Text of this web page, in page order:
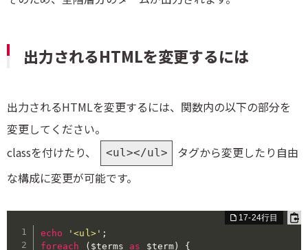
出力されるHTMLを変更するには
出力されるHTMLを変更するには、関数内の以下の部分を
変更してください。
classを付けたり、
<ul></ul>
タグから変更したり自由
な構成に変更が可能です。
echo '<ul>' ;
foreach
( $terms as $term )
{